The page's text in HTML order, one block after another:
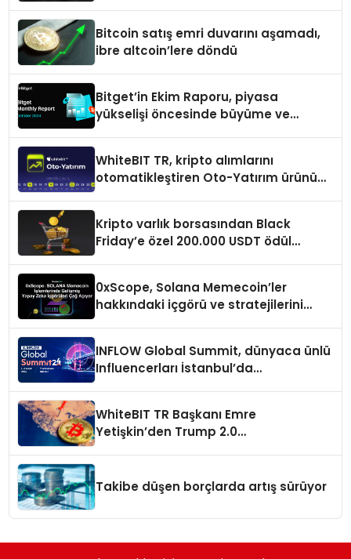
Bitcoin satış emri duvarını aşamadı,
ibre altcoin’lere döndü
Bitget’in Ekim Raporu, piyasa
yükselişi öncesinde büyüme ve
WhiteBIT TR, kripto alımlarını
otomatikleştiren Oto-Yatırım ürününü
Kripto varlık borsasından Black
Friday’e özel 200.000 USDT ödül
0xScope, Solana Memecoin’ler
hakkındaki içgörü ve stratejilerini
INFLOW Global Summit, dünyaca ünlü
Influencerları İstanbul’da
WhiteBIT TR Başkanı Emre
Yetişkin’den Trump 2.0
Takibe düşen borçlarda artış sürüyor